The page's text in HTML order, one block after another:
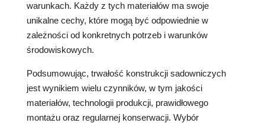
warunkach. Każdy z tych materiałów ma swoje
unikalne cechy, które mogą być odpowiednie w
zależności od konkretnych potrzeb i warunków
środowiskowych.
Podsumowując, trwałość konstrukcji sadowniczych
jest wynikiem wielu czynników, w tym jakości
materiałów, technologii produkcji, prawidłowego
montażu oraz regularnej konserwacji. Wybór